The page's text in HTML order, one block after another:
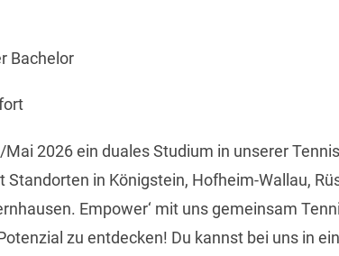
Bachelor
2026 ein duales Studium in unserer
Standorten in Königstein, Hofheim-Wallau,
Empower‘ mit uns gemeinsam
zu entdecken! Du kannst bei uns in